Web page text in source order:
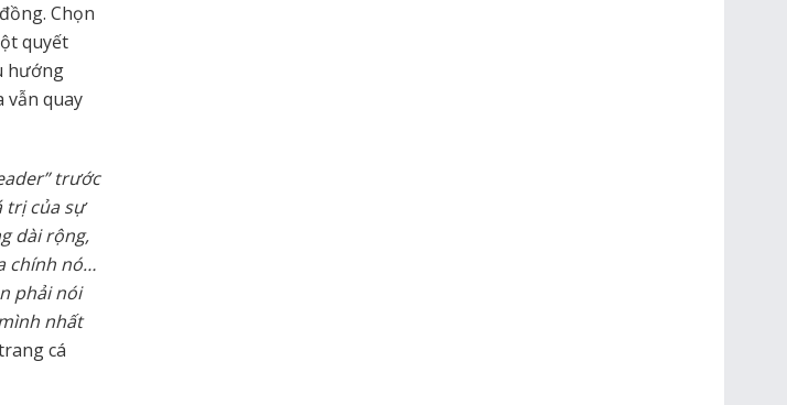
Chọn
quyết
hướng
vẫn quay
trước
trị của sự
dài rộng,
chính nó…
phải nói
nhất
cá